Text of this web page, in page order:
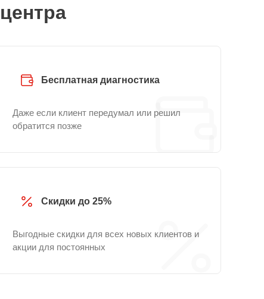
Бесплатная диагностика
Даже если клиент передумал или решил
обратится позже
Скидки до 25%
Выгодные скидки для всех новых клиентов и
акции для постоянных